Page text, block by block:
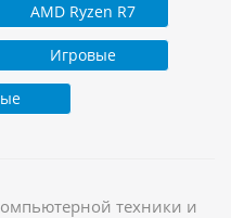
AMD Ryzen R7
Игровые
техники и